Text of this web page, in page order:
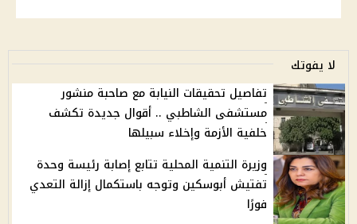
لا يفوتك
تفاصيل تحقيقات النيابة مع صاحبة منشور
مستشفى الشاطبي .. أقوال جديدة تكشف
خلفية الأزمة وإخلاء سبيلها
وزيرة التنمية المحلية تتابع إصابة رئيسة وحدة
تفتيش أبوسكين وتوجه باستكمال إزالة التعدي
فورًا